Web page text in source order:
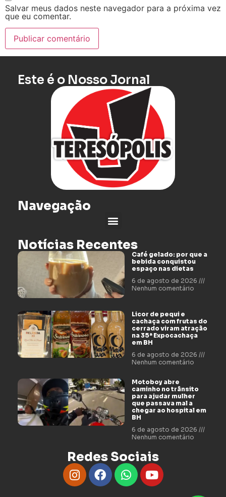
Salvar meus dados neste navegador para a próxima vez
que eu comentar.
Este é o Nosso Jornal
Navegação
Notícias Recentes
Café gelado: por que a
bebida conquistou
espaço nas dietas
6 de agosto de 2026
Nenhum comentário
Licor de pequi e
cachaça com frutas do
cerrado viram atração
na 35ª Expocachaça
em BH
6 de agosto de 2026
Nenhum comentário
Motoboy abre
caminho no trânsito
para ajudar mulher
que passava mal a
chegar ao hospital em
BH
6 de agosto de 2026
Nenhum comentário
Redes Sociais